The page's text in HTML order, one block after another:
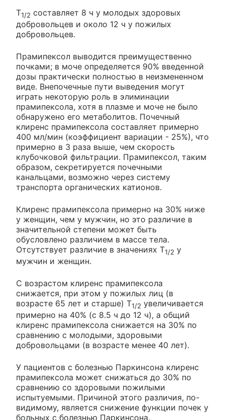
T1/2 составляет 8 ч у молодых здоровых
добровольцев и около 12 ч у пожилых
добровольцев.
Прамипексол выводится преимущественно
почками; в моче определяется 90% введенной
дозы практически полностью в неизмененном
виде. Внепочечные пути выведения могут
играть некоторую роль в элиминации
прамипексола, хотя в плазме и моче не было
обнаружено его метаболитов. Почечный
клиренс прамипексола составляет примерно
400 мл/мин (коэффициент вариации - 25%), что
примерно в 3 раза выше, чем скорость
клубочковой фильтрации. Прамипексол, таким
образом, секретируется почечными
канальцами, возможно через систему
транспорта органических катионов.
Клиренс прамипексола примерно на 30% ниже
у женщин, чем у мужчин, но это различие в
значительной степени может быть
обусловлено различием в массе тела.
Отсутствует различие в значениях T1/2 у
мужчин и женщин.
C возрастом клиренс прамипексола
снижается, при этом у пожилых лиц (в
возрасте 65 лет и старше) T1/2 увеличивается
примерно на 40% (с 8.5 ч до 12 ч), а общий
клиренс прамипексола снижается на 30% по
сравнению с молодыми, здоровыми
добровольцами (в возрасте менее 40 лет).
У пациентов с болезнью Паркинсона клиренс
прамипексола может снижаться до 30% по
сравнению со здоровыми пожилыми
испытуемыми. Причиной этого различия, по-
видимому, является снижение функции почек у
больных с болезнью Паркинсона.